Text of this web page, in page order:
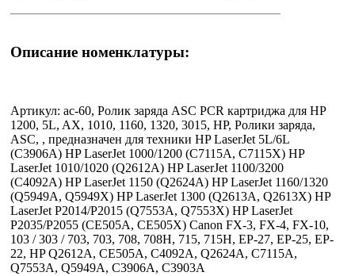
Описание номенклатуры:
Артикул: ac-60, Ролик заряда ASC PCR картриджа для HP
1200, 5L, AX, 1010, 1160, 1320, 3015, HP, Ролики заряда,
ASC, , предназначен для техники HP LaserJet 5L/6L
(C3906A) HP LaserJet 1000/1200 (C7115A, C7115X) HP
LaserJet 1010/1020 (Q2612A) HP LaserJet 1100/3200
(C4092A) HP LaserJet 1150 (Q2624A) HP LaserJet 1160/1320
(Q5949A, Q5949X) HP LaserJet 1300 (Q2613A, Q2613X) HP
LaserJet P2014/P2015 (Q7553A, Q7553X) HP LaserJet
P2035/P2055 (CE505A, CE505X) Canon FX-3, FX-4, FX-10,
103 / 303 / 703, 703, 708, 708H, 715, 715H, EP-27, EP-25, EP-
22, HP Q2612A, CE505A, C4092A, Q2624A, C7115A,
Q7553A, Q5949A, C3906A, C3903A